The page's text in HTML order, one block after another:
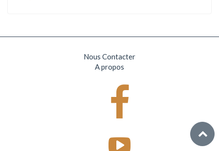
Nous Contacter
A propos